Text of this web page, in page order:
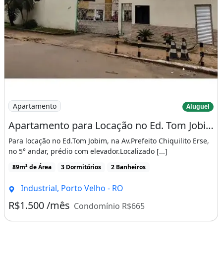
Imagem: Apartamento para Locação no Ed. Tom Jobim
Apartamento Aluguel
Apartamento para Locação no Ed. Tom Jobim
Para locação no Ed.Tom Jobim, na Av.Prefeito Chiquilito Erse,
no 5° andar, prédio com elevador.Localizado [...]
89m² de Área 3 Dormitórios 2 Banheiros
Industrial, Porto Velho - RO
R$1.500 /mês Condomínio R$665